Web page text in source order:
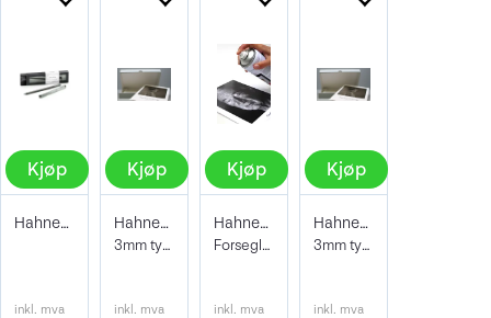
Kjøp
Hahnemühle Signing Pen Duo
inkl. mva
Kjøp
Hahnemühle Archive & Portfoliobox A2
3mm tykkelse 605x435x35 mm
inkl. mva
Kjøp
Hahnemühle Protective Spray 400ml
Forseglende og beskyttene lakk
inkl. mva
Kjøp
Hahnemühle Archive & Portfoliobox A3+
3mm tykkelse 32,9 x 48,3 cm
inkl. mva